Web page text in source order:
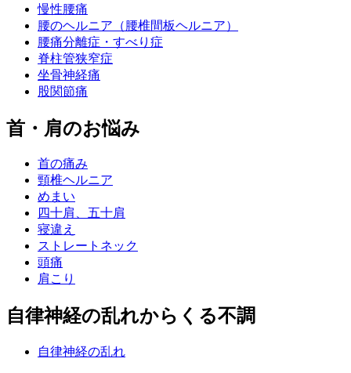
慢性腰痛
腰のヘルニア（腰椎間板ヘルニア）
腰痛分離症・すべり症
脊柱管狭窄症
坐骨神経痛
股関節痛
首・肩のお悩み
首の痛み
頸椎ヘルニア
めまい
四十肩、五十肩
寝違え
ストレートネック
頭痛
肩こり
自律神経の乱れからくる不調
自律神経の乱れ